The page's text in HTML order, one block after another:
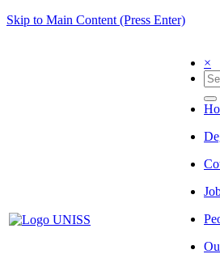
Skip to Main Content (Press Enter)
×